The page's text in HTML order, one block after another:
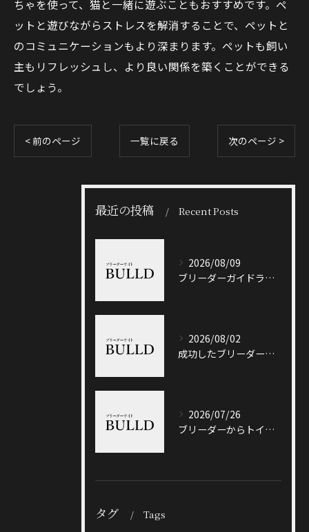
ちゃを使って、猫と一緒に遊ぶこともおすすめです。ペ
ットと遊びながらストレスを解消することで、ペットと
のコミュニケーションもより深まります。ペットも飼い
主もリフレッシュし、より良い関係を築くことができる
でしょう。
< 前のページ 一覧に戻る 次のページ >
最近の投稿 Recent Posts
2026/08/09
ブリーダーガイドライン徹底解説と悪質業者を見抜くポイント
2026/08/02
成功したブリーダーと岐阜県加茂郡八百津町で信頼できる出会い方徹底ガイド
2026/07/26
ブリーダーからトイプードルを迎える前に知っておきたい選び方と価格相場のポイント
タグ Tags